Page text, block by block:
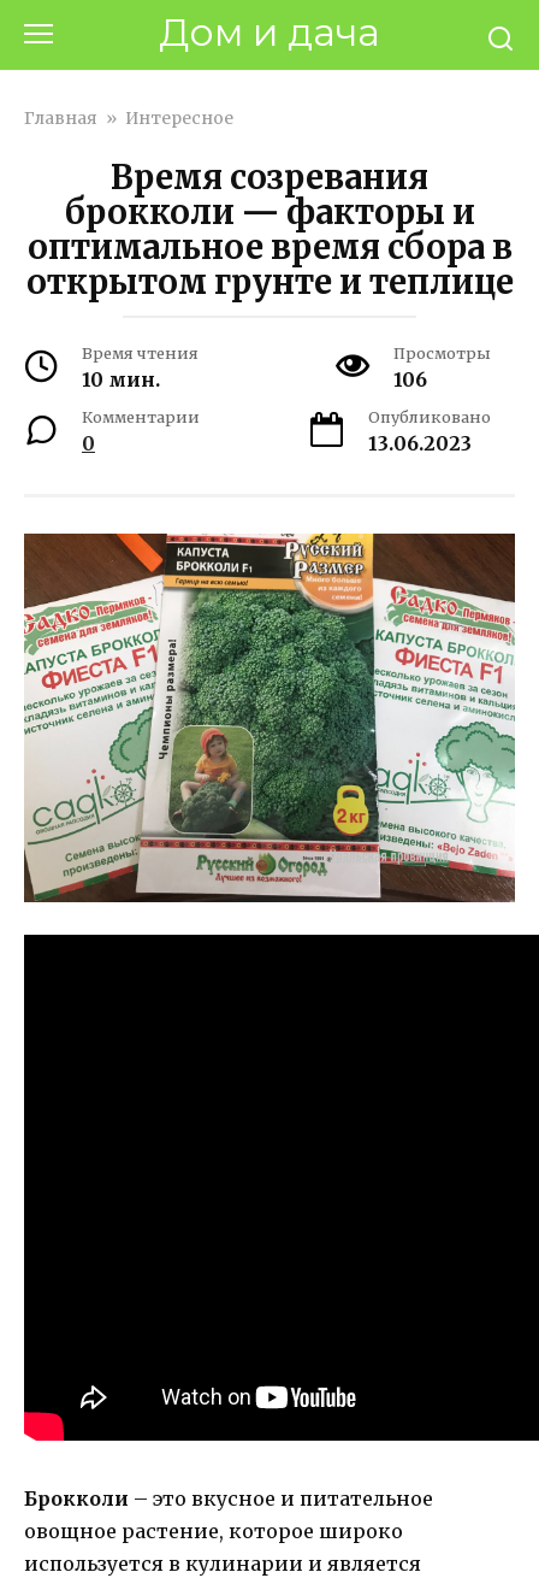
контенту
Дом и дача
Главная » Интересное
Время созревания
брокколи — факторы и
оптимальное время сбора в
открытом грунте и теплице
Время чтения
10 мин.
Просмотры
106
Комментарии
0
Опубликовано
13.06.2023
Брокколи – это вкусное и питательное
овощное растение, которое широко
используется в кулинарии и является